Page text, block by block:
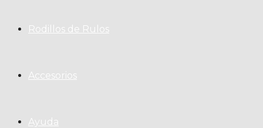
Rodillos de Rulos
Accesorios
Ayuda